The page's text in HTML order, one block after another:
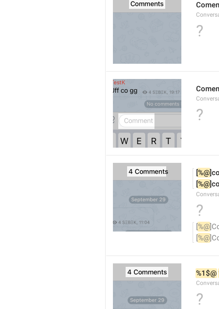
?
?
[%@
[%@
?
[%@
[%@
%1$@
?